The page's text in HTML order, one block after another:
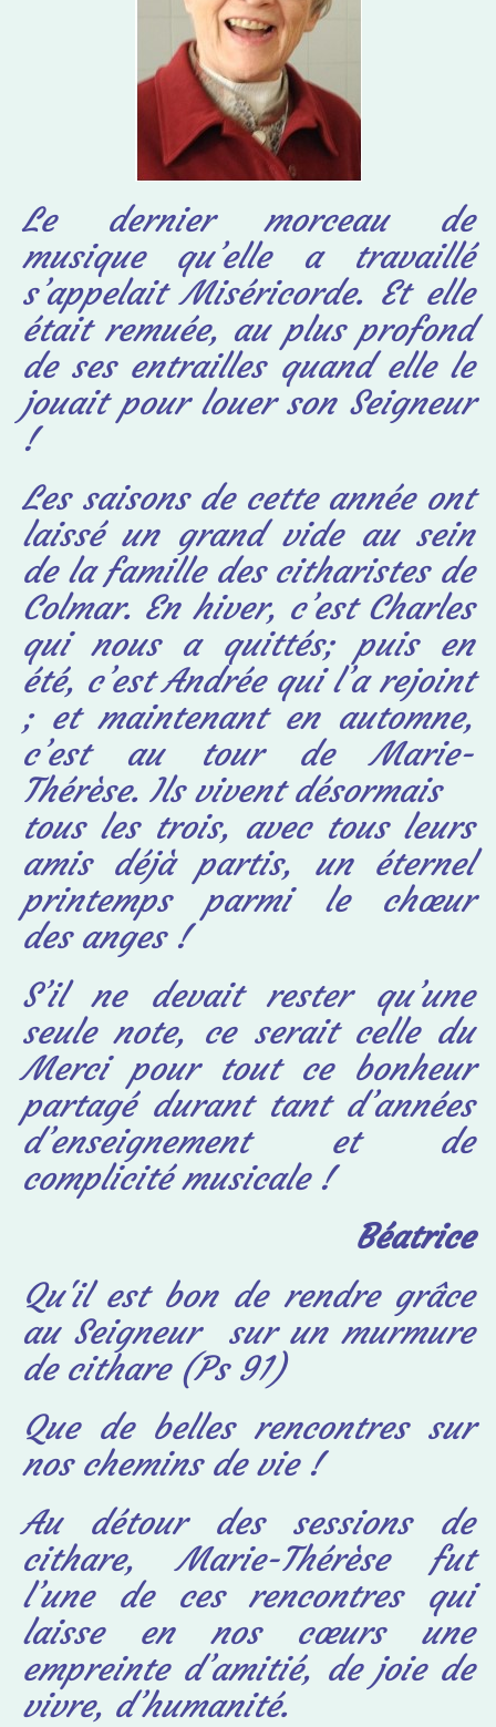
Le dernier morceau de
musique qu’elle a travaillé
s’appelait Miséricorde. Et elle
était remuée, au plus profond
de ses entrailles quand elle le
jouait pour louer son Seigneur
!
Les saisons de cette année ont
laissé un grand vide au sein
de la famille des citharistes de
Colmar. En hiver, c’est Charles
qui nous a quittés; puis en
été, c’est Andrée qui l’arejoint
; et maintenant en automne,
c’est au tour de Marie-
Thérèse. Ils vivent désormais
tous les trois, avec tous leurs
amis déjà partis, un éternel
printemps parmi le chœur
des anges !
S’il ne devait rester qu’une
seule note, ce serait celle du
Merci pour tout ce bonheur
partagé durant tant d’années
d’enseignement et de
complicité musicale !
Béatrice
Qu'il est bon de rendre grâce
au Seigneur
sur un murmure
de cithare (Ps 91)
Que de belles rencontres sur
nos chemins de vie !
Au détour des sessions de
cithare, Marie-Thérèse fut
l’une de ces rencontres qui
laisse en nos cœurs une
empreinte d’amitié, de joie de
vivre, d’humanité.